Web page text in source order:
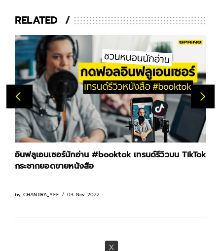
RELATED
อินฟลูเอนเซอร์นักอ่าน #booktok เทรนด์รีวิวบน TikTok
กระชากยอดขายหนังสือ
by CHANJIRA_YEE 03 Nov 2022